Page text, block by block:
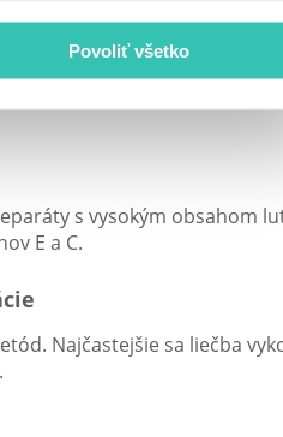
Povoliť všetko
postupom v
či zmierniť.
prepuknutí choroby naplno
s vysokým obsahom
E a C.
Najčastejšie sa liečba